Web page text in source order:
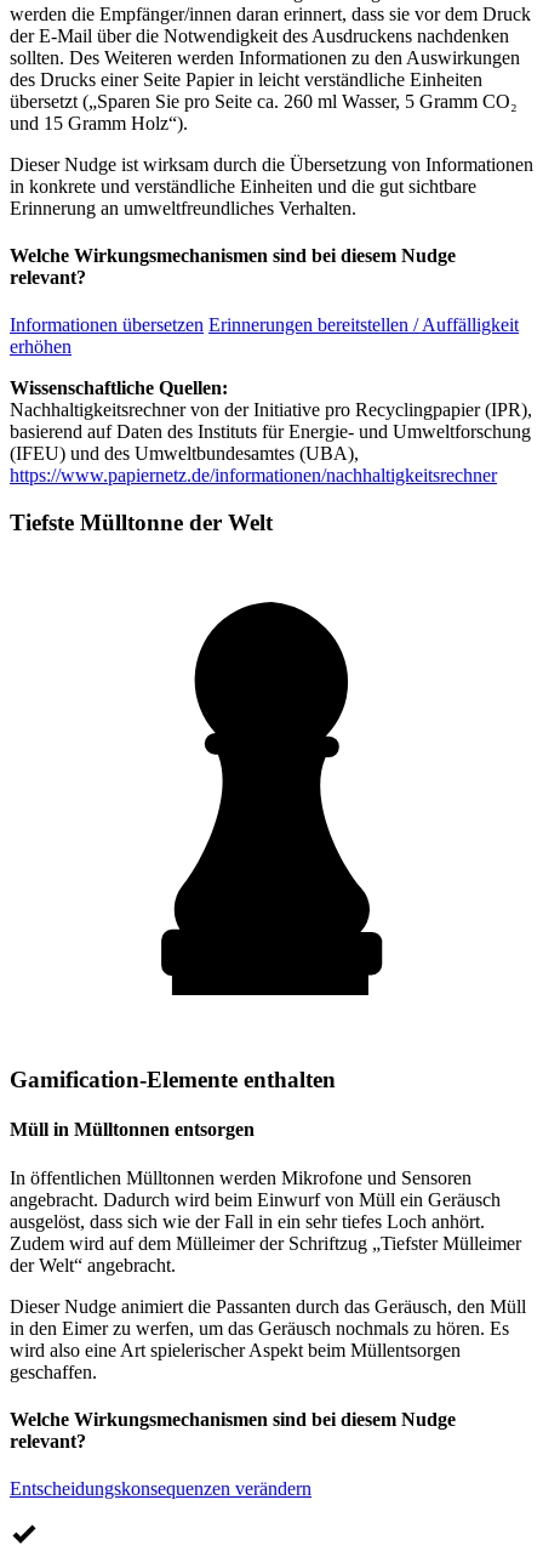
werden die Empfänger/innen daran erinnert, dass sie vor dem Druck
der E-Mail über die Notwendigkeit des Ausdruckens nachdenken
sollten. Des Weiteren werden Informationen zu den Auswirkungen
des Drucks einer Seite Papier in leicht verständliche Einheiten
übersetzt („Sparen Sie pro Seite ca. 260 ml Wasser, 5 Gramm CO₂
und 15 Gramm Holz“).
Dieser Nudge ist wirksam durch die Übersetzung von Informationen
in konkrete und verständliche Einheiten und die gut sichtbare
Erinnerung an umweltfreundliches Verhalten.
Welche Wirkungsmechanismen sind bei diesem Nudge
relevant?
Informationen übersetzen Erinnerungen bereitstellen / Auffälligkeit
erhöhen
Wissenschaftliche Quellen:
Nachhaltigkeitsrechner von der Initiative pro Recyclingpapier (IPR),
basierend auf Daten des Instituts für Energie- und Umweltforschung
(IFEU) und des Umweltbundesamtes (UBA),
https://www.papiernetz.de/informationen/nachhaltigkeitsrechner
Tiefste Mülltonne der Welt
Gamification-Elemente enthalten
Müll in Mülltonnen entsorgen
In öffentlichen Mülltonnen werden Mikrofone und Sensoren
angebracht. Dadurch wird beim Einwurf von Müll ein Geräusch
ausgelöst, dass sich wie der Fall in ein sehr tiefes Loch anhört.
Zudem wird auf dem Mülleimer der Schriftzug „Tiefster Mülleimer
der Welt“ angebracht.
Dieser Nudge animiert die Passanten durch das Geräusch, den Müll
in den Eimer zu werfen, um das Geräusch nochmals zu hören. Es
wird also eine Art spielerischer Aspekt beim Müllentsorgen
geschaffen.
Welche Wirkungsmechanismen sind bei diesem Nudge
relevant?
Entscheidungskonsequenzen verändern